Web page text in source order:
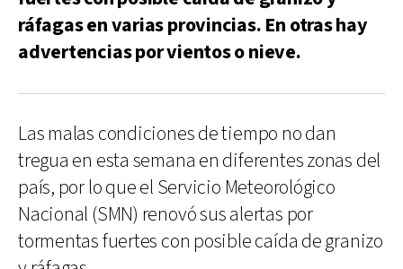
ráfagas en varias provincias. En otras hay
advertencias por vientos o nieve.
Las malas condiciones de tiempo no dan
tregua en esta semana en diferentes zonas del
país, por lo que el Servicio Meteorológico
Nacional (SMN) renovó sus alertas por
tormentas fuertes con posible caída de granizo